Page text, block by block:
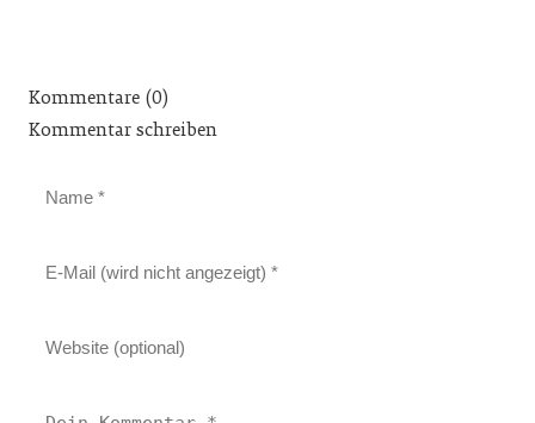
Kommentare (0)
Kommentar schreiben